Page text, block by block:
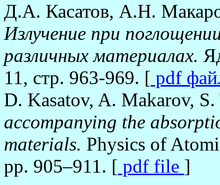
Д.А. Касатов, А.Н.
Излучение при
различных материалах.
11, стр. 963-969. [ pdf
D. Kasatov, A. Makarov,
accompanying the
materials. Physics of
pp. 905–911. [ pdf file ]